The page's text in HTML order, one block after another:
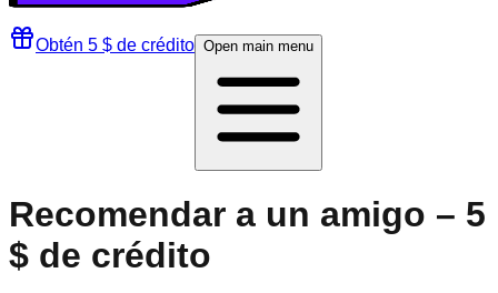
Obtén 5 $ de crédito Open main menu
Recomendar a un amigo – 5
$ de crédito